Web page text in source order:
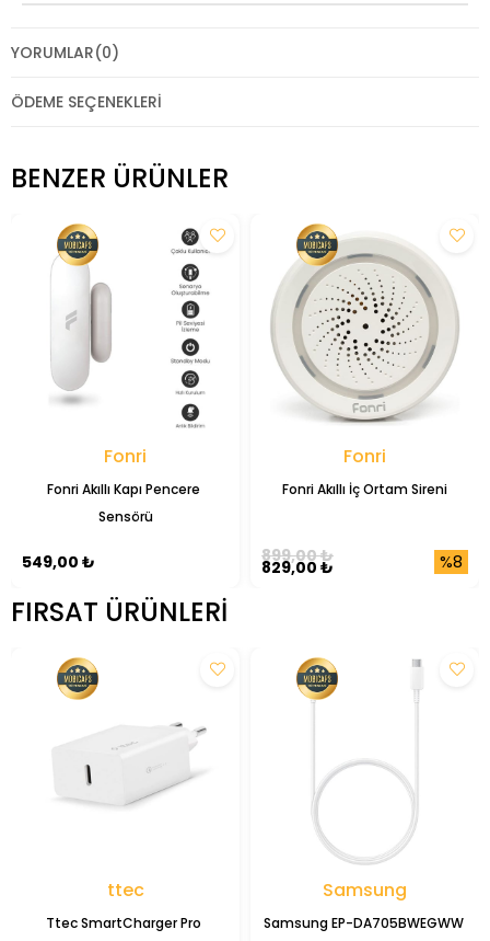
YORUMLAR(0)
ÖDEME SEÇENEKLERI
BENZER ÜRÜNLER
Fonri
Fonri Akıllı Kapı Pencere
Sensörü
549,00 ₺
Fonri
Fonri Akıllı İç Ortam Sireni
%8
829,00 ₺
899,00 ₺
FIRSAT ÜRÜNLERI
ttec
Ttec SmartCharger Pro
Samsung
Samsung EP-DA705BWEGWW